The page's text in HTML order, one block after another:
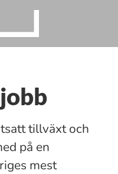
tillväxt och
på en
mest